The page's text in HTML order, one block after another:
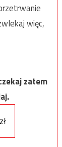
więc,
zatem